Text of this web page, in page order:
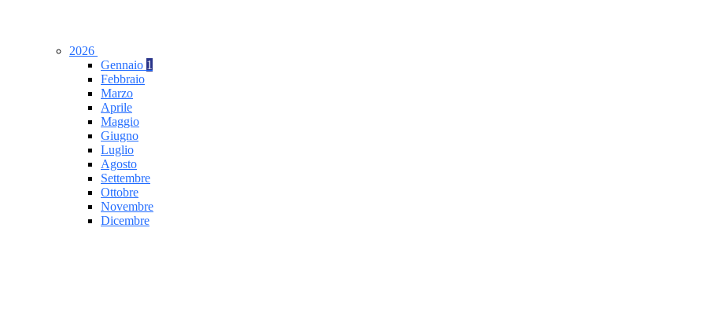
2026
Gennaio 1
Febbraio
Marzo
Aprile
Maggio
Giugno
Luglio
Agosto
Settembre
Ottobre
Novembre
Dicembre